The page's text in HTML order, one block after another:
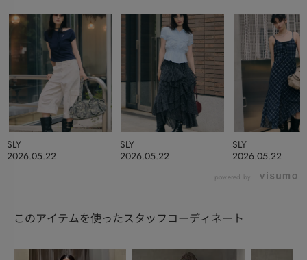
2026.05.22
SLY
2026.05.22
SLY
2026.05.22
SLY
powered by
このアイテムを使ったスタッフコーディネート